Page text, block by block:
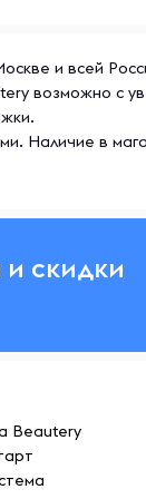
и всей
возможно
Наличие в
скидки
Beautery